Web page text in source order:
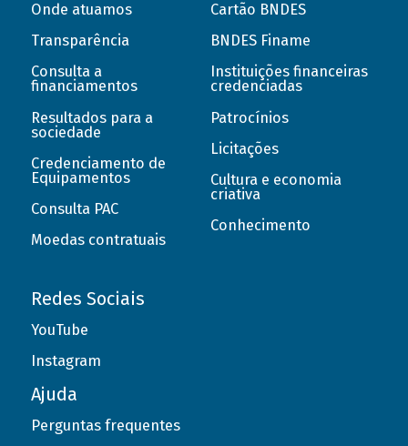
Onde atuamos
Transparência
Consulta a
financiamentos
Resultados para a
sociedade
Credenciamento de
Equipamentos
Consulta PAC
Moedas contratuais
Cartão BNDES
BNDES Finame
Instituições financeiras
credenciadas
Patrocínios
Licitações
Cultura e economia
criativa
Conhecimento
Redes Sociais
YouTube
Instagram
Ajuda
Perguntas frequentes